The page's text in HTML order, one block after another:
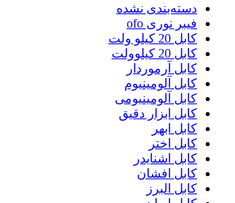
دسته‌بندی نشده
فیبر نوری ofo
کابل 20 کیلو ولت
کابل 20 کیلوولت
کابل آرموردار
کابل آلومینیوم
کابل آلومینیومی
کابل ابزار دقیق
کابل ابهر
کابل اختر
کابل اشنایدر
کابل افشان
کابل البرز